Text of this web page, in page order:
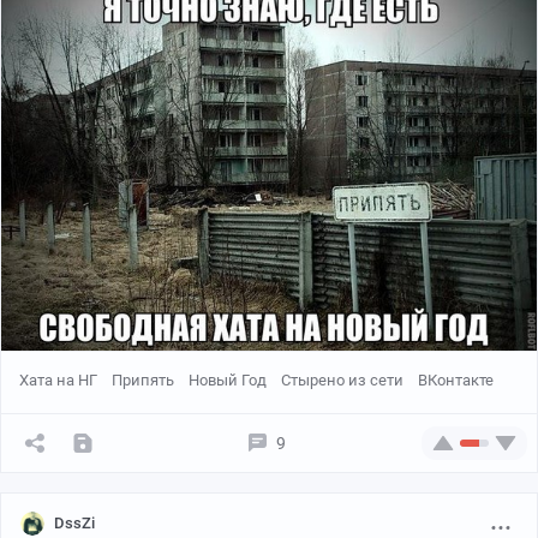
отец был в тюрьме. Я росла практически без отца.
Брак моих родителей разваливался. Их вопли и крики
вызвали у меня огромную боль, которая привела меня
к алкоголю и кокаину. Я думала они облегчат боль. К
сожалению, алкоголь и кокаин только ухудшили мои
проблемы".
"Я не хочу заканчивать как Мэрилин Монро и Анна
Николь Смит. В моей песне "Дочь Отца" я пою: "Я жду
хорошего Господа, чтобы чувствовать себя лучше".
"Вчера у меня было Откровение. Я была воспитана как
католик. Католики дают вино своим младенцам,
потому что они полагают, что это - кровь Бога. Я -
был алкоголиком. Мы - семья алкоголиков, пьющих
"Вчера меня посетил Ангел Габрииль (Джибраиль-
(Марьям -прим. ред.) до рождения ребенка Иисуса и
Хата на НГ Припять Новый Год Стырено из сети ВКонтакте
9
DssZi